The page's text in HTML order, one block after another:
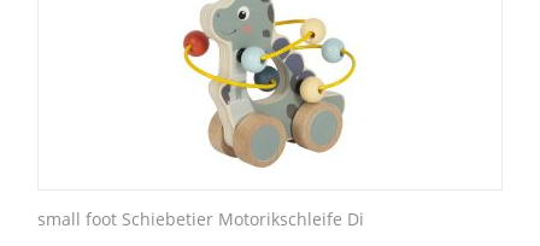
small foot Schiebetier Motorikschleife Di